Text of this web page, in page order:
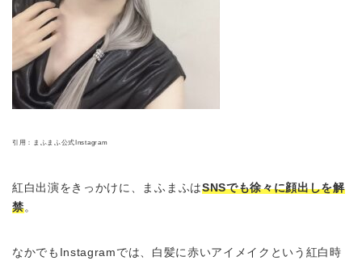
引用：まふまふ公式Instagram
紅白出演をきっかけに、まふまふはSNSでも徐々に顔出しを解
禁。
なかでもInstagramでは、白髪に赤いアイメイクという紅白時